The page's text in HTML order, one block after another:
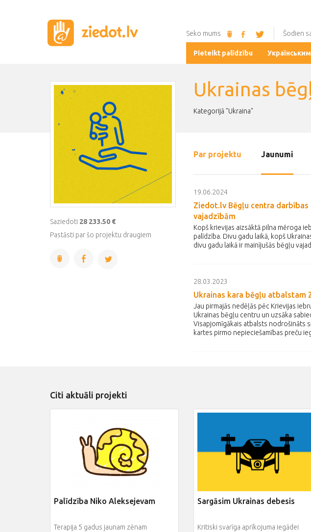
Seko mums Šodien
Pieteikt palīdzību
Ukrainas
Kategorijā "Ukraina"
Saziedoti 28 233.50 €
Pastāsti par šo projektu draugiem
Par projektu Jaunumi
19.06.2024
Ziedot.lv Bēgļu centra
vajadzībām
Kopš krievijas aizsāktā pilna mēroga
palīdzība. Divu gadu laikā, kopš
divu gadu laikā ir mainījušās bēgļu
28.03.2023
Ukrainas kara bēgļu atbalstam
Jau pirmajās nedēļās pēc Krievijas
Ukrainas bēgļu centru un uzsāka
Visapjomīgākais atbalsts nodrošināts
kartes pirmo nepieciešamības preču
Citi aktuāli projekti
Palīdzība Niko Aleksejevam
Terapija 5 gadus jaunam zēnam
Sargāsim Ukrainas debesis
Kritiski svarīga aprīkojuma iegādei